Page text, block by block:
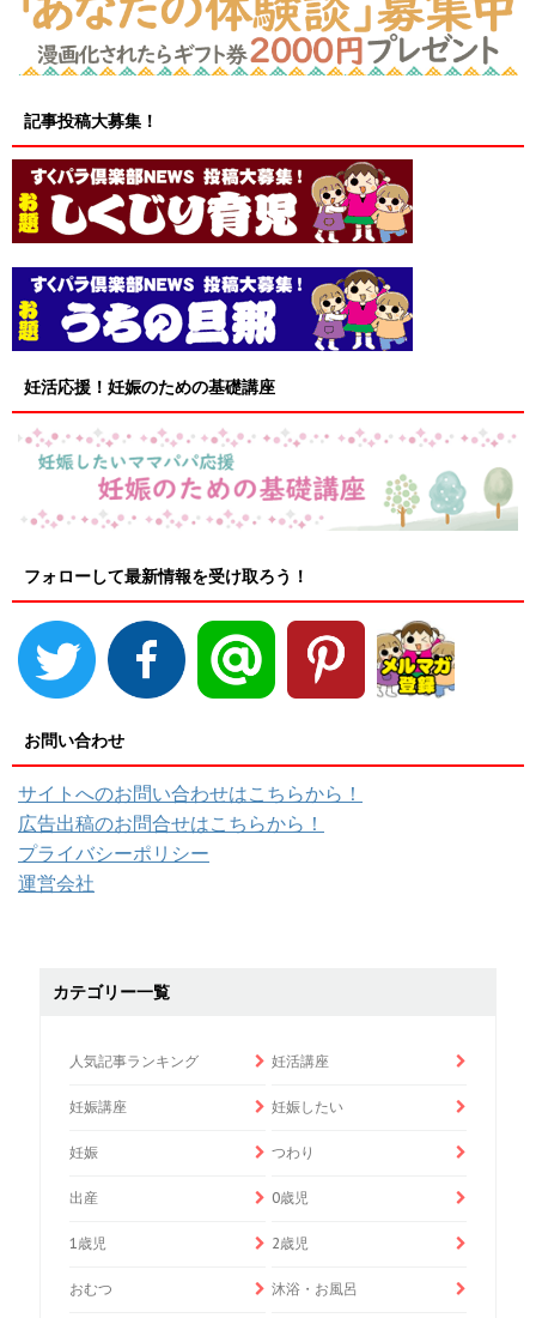
記事投稿大募集！
妊活応援！妊娠のための基礎講座
フォローして最新情報を受け取ろう！
お問い合わせ
サイトへのお問い合わせはこちらから！
広告出稿のお問合せはこちらから！
プライバシーポリシー
運営会社
カテゴリー一覧
人気記事ランキング 妊活講座
妊娠講座 妊娠したい
妊娠 つわり
出産 0歳児
1歳児 2歳児
おむつ 沐浴・お風呂